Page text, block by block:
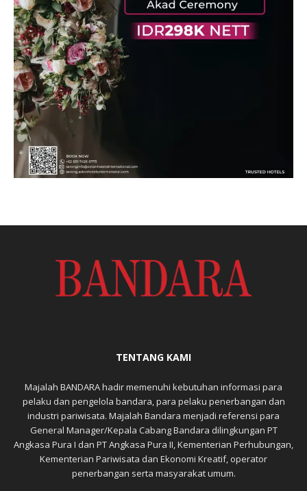
TENTANG KAMI
Majalah BANDARA hadir memenuhi kebutuhan informasi para
pelaku dan pengelola bandara, para pelaku penerbangan dan
industri pariwisata. Majalah Bandara menjadi referensi para
General Manager/Kepala Cabang Bandara dilingkungan PT
Angkasa Pura I dan PT Angkasa Pura II, Kementerian Perhubungan,
Kementerian Pariwisata dan Ekonomi Kreatif, operator
penerbangan serta masyarakat umum.